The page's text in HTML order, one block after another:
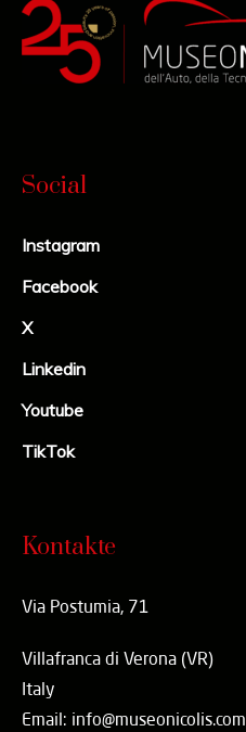
Social
Instagram
Facebook
X
Linkedin
Youtube
TikTok
Kontakte
Via Postumia, 71
Villafranca di Verona (VR)
Italy
Email: info@museonicolis.com